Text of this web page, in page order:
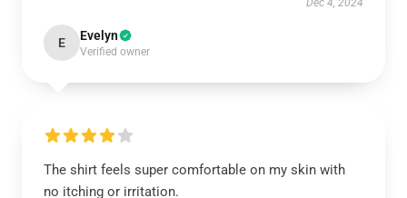
Dec 4, 2024
E Evelyn
Verified owner
The shirt feels super comfortable on my skin with
no itching or irritation.